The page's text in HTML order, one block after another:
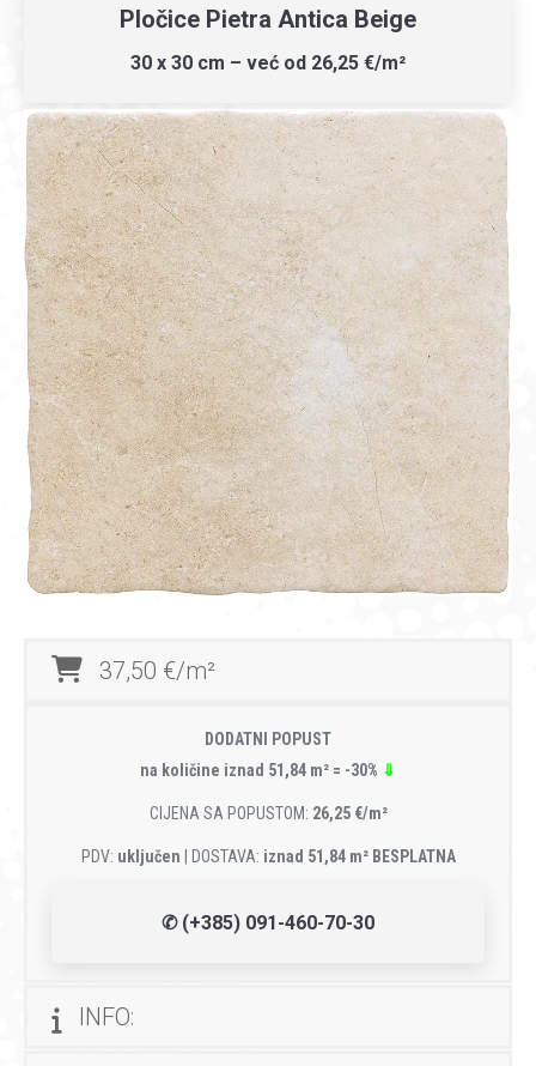
Pločice Pietra Antica Beige
30 x 30 cm – već od 26,25 €/m²
37,50 €/m²
DODATNI POPUST
na količine iznad 51,84 m² = -30% ⇓
CIJENA SA POPUSTOM: 26,25 €/m²
PDV: uključen | DOSTAVA: iznad 51,84 m² BESPLATNA
✆ (+385) 091-460-70-30
INFO: